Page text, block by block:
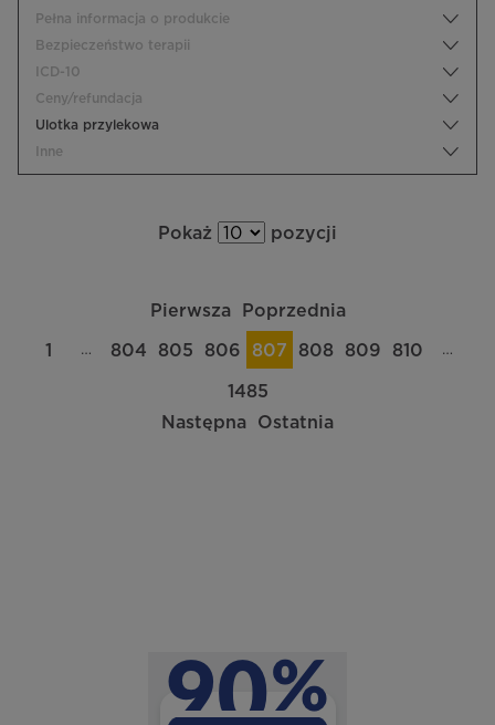
Pełna informacja o produkcie
Bezpieczeństwo terapii
ICD-10
Ceny/refundacja
Ulotka przylekowa
Inne
Pokaż pozycji
Pierwsza Poprzednia
1 … 804 805 806 807 808 809 810 …
1485
Następna
Ostatnia